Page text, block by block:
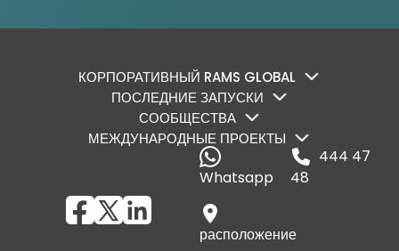
КОРПОРАТИВНЫЙ RAMS GLOBAL
ПОСЛЕДНИЕ ЗАПУСКИ
СООБЩЕСТВА
МЕЖДУНАРОДНЫЕ ПРОЕКТЫ
Whatsapp
444 47
48
расположение